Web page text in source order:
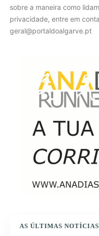
sobre a maneira como
privacidade, entre em
geral@portaldoalgarve.pt
AS ÚLTIMAS NOTÍCIAS